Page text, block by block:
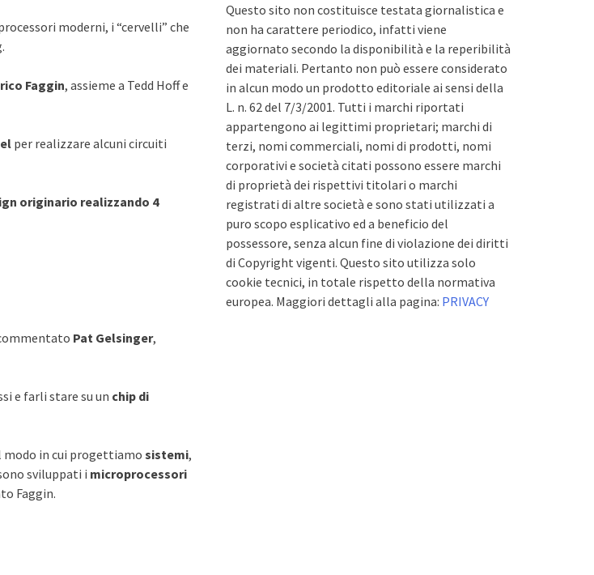
moderni, i “cervelli” che
Faggin, assieme a Tedd Hoff e
per realizzare alcuni circuiti
originario realizzando 4
Pat Gelsinger,
e farli stare su un chip di
modo in cui progettiamo sistemi,
sviluppati i microprocessori
Faggin.
Questo sito non costituisce testata giornalistica e
non ha carattere periodico, infatti viene
aggiornato secondo la disponibilità e la reperibilità
dei materiali. Pertanto non può essere considerato
in alcun modo un prodotto editoriale ai sensi della
L. n. 62 del 7/3/2001. Tutti i marchi riportati
appartengono ai legittimi proprietari; marchi di
terzi, nomi commerciali, nomi di prodotti, nomi
corporativi e società citati possono essere marchi
di proprietà dei rispettivi titolari o marchi
registrati di altre società e sono stati utilizzati a
puro scopo esplicativo ed a beneficio del
possessore, senza alcun fine di violazione dei diritti
di Copyright vigenti. Questo sito utilizza solo
cookie tecnici, in totale rispetto della normativa
europea. Maggiori dettagli alla pagina: PRIVACY